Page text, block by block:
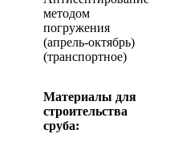
методом
погружения
(апрель-октябрь)
(транспортное)
Материалы для
строительства
сруба: